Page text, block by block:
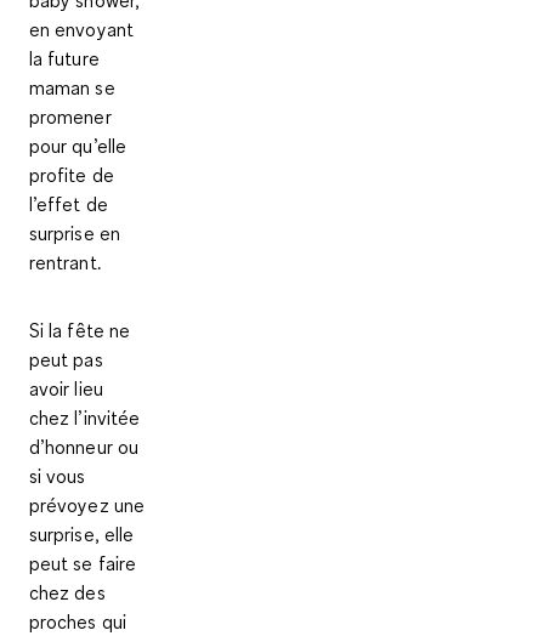
en envoyant
la future
maman se
promener
pour qu’elle
profite de
l’effet de
surprise en
rentrant.
Si la fête ne
peut pas
avoir lieu
chez l’invitée
d’honneur ou
si vous
prévoyez une
surprise, elle
peut se faire
chez des
proches qui